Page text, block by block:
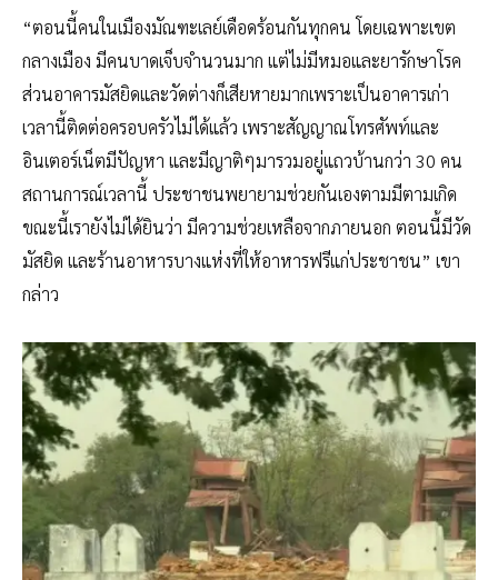
“ตอนนี้คนในเมืองมัณฑะเลย์เดือดร้อนกันทุกคน โดยเฉพาะเขต
กลางเมือง มีคนบาดเจ็บจำนวนมาก แต่ไม่มีหมอและยารักษาโรค
ส่วนอาคารมัสยิดและวัดต่างก็เสียหายมากเพราะเป็นอาคารเก่า
เวลานี้ติดต่อครอบครัวไม่ได้แล้ว เพราะสัญญาณโทรศัพท์และ
อินเตอร์เน็ตมีปัญหา และมีญาติๆมารวมอยู่แถวบ้านกว่า 30 คน
สถานการณ์เวลานี้ ประชาชนพยายามช่วยกันเองตามมีตามเกิด
ขณะนี้เรายังไม่ได้ยินว่า มีความช่วยเหลือจากภายนอก ตอนนี้มีวัด
มัสยิด และร้านอาหารบางแห่งที่ให้อาหารฟรีแก่ประชาชน” เขา
กล่าว